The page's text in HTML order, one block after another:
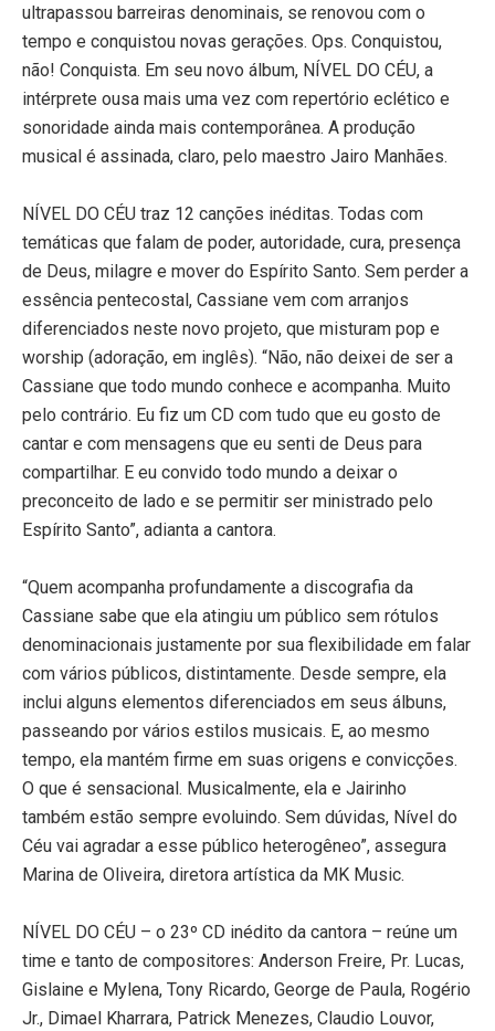
ultrapassou barreiras denominais, se renovou com o
tempo e conquistou novas gerações. Ops. Conquistou,
não! Conquista. Em seu novo álbum, NÍVEL DO CÉU, a
intérprete ousa mais uma vez com repertório eclético e
sonoridade ainda mais contemporânea. A produção
musical é assinada, claro, pelo maestro Jairo Manhães.
NÍVEL DO CÉU traz 12 canções inéditas. Todas com
temáticas que falam de poder, autoridade, cura, presença
de Deus, milagre e mover do Espírito Santo. Sem perder a
essência pentecostal, Cassiane vem com arranjos
diferenciados neste novo projeto, que misturam pop e
worship (adoração, em inglês). “Não, não deixei de ser a
Cassiane que todo mundo conhece e acompanha. Muito
pelo contrário. Eu fiz um CD com tudo que eu gosto de
cantar e com mensagens que eu senti de Deus para
compartilhar. E eu convido todo mundo a deixar o
preconceito de lado e se permitir ser ministrado pelo
Espírito Santo”, adianta a cantora.
“Quem acompanha profundamente a discografia da
Cassiane sabe que ela atingiu um público sem rótulos
denominacionais justamente por sua flexibilidade em falar
com vários públicos, distintamente. Desde sempre, ela
inclui alguns elementos diferenciados em seus álbuns,
passeando por vários estilos musicais. E, ao mesmo
tempo, ela mantém firme em suas origens e convicções.
O que é sensacional. Musicalmente, ela e Jairinho
também estão sempre evoluindo. Sem dúvidas, Nível do
Céu vai agradar a esse público heterogêneo”, assegura
Marina de Oliveira, diretora artística da MK Music.
NÍVEL DO CÉU – o 23º CD inédito da cantora – reúne um
time e tanto de compositores: Anderson Freire, Pr. Lucas,
Gislaine e Mylena, Tony Ricardo, George de Paula, Rogério
Jr., Dimael Kharrara, Patrick Menezes, Claudio Louvor,